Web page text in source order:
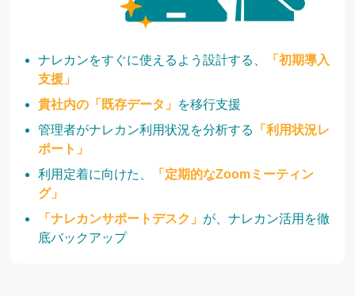
ナレカンをすぐに使えるよう設計する、
「初期導入
支援」
貴社内の「既存データ」 を移行支援
管理者がナレカン利用状況を分析する
「利用状況レ
ポート」
利用定着に向けた、
「定期的なZoomミーティン
グ」
「ナレカンサポートデスク」 が、ナレカン活用を徹
底バックアップ